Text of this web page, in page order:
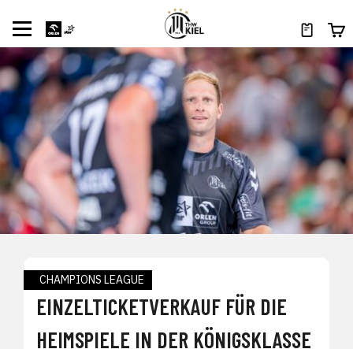
CHAMPIONS LEAGUE
EINZELTICKETVERKAUF FÜR DIE
HEIMSPIELE IN DER KÖNIGSKLASSE